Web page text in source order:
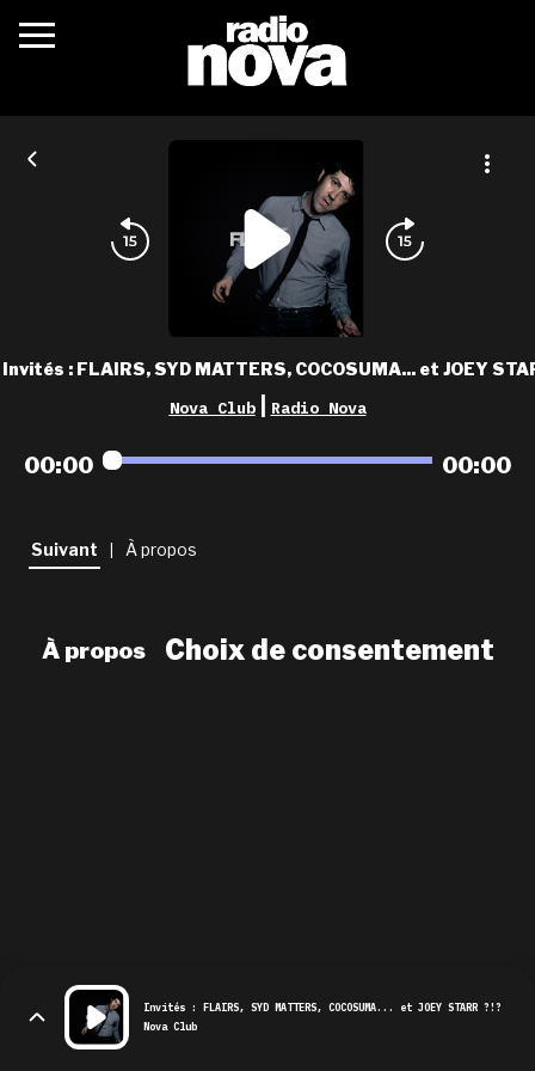
c’était quoi ?
podcasts
nova aime
les grilles
playlists
newsletter
Invités : FLAIRS, SYD MATTERS, COCOSUMA... et JOEY
Nova Club Radio Nova
00:00 00:00
Suivant À propos
À propos Choix de consentement
Invités : FLAIRS, SYD MATTERS, COCOSUMA... et JOEY STARR ?!?
Nova Club